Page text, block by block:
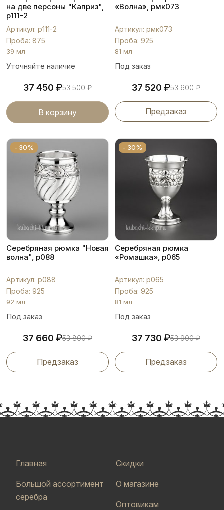
на две персоны "Каприз",
р111-2
Артикул: р111-2
Проба: 875
39 мл
Уточняйте наличие
37 450 ₽53 500₽
В корзину
«Волна», рмк073
Артикул: рмк073
Проба: 925
81 мл
Под заказ
37 520 ₽53 600₽
Предзаказ
- 30%
Серебряная рюмка "Новая
волна", р088
Артикул: р088
Проба: 925
92 мл
Под заказ
37 660 ₽53 800₽
Предзаказ
- 30%
Серебряная рюмка
«Ромашка», р065
Артикул: р065
Проба: 925
81 мл
Под заказ
37 730 ₽53 900₽
Предзаказ
Главная
Большой ассортимент
серебра
Скидки
О магазине
Оптовикам